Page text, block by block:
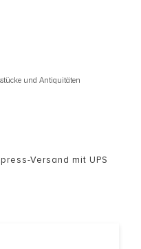
und Antiquitäten
Versand mit UPS